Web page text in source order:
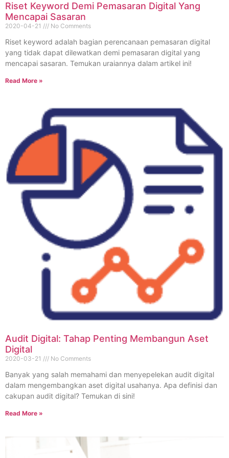
Riset Keyword Demi Pemasaran Digital Yang
Mencapai Sasaran
2020-04-21 No Comments
Riset keyword adalah bagian perencanaan pemasaran digital
yang tidak dapat dilewatkan demi pemasaran digital yang
mencapai sasaran. Temukan uraiannya dalam artikel ini!
Read More »
Audit Digital: Tahap Penting Membangun Aset
Digital
2020-03-21 No Comments
Banyak yang salah memahami dan menyepelekan audit digital
dalam mengembangkan aset digital usahanya. Apa definisi dan
cakupan audit digital? Temukan di sini!
Read More »